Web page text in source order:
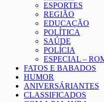
ESPORTES
REGIÃO
EDUCAÇÃO
POLÍTICA
SAÚDE
POLÍCIA
ESPECIAL –
FATOS E BABADOS
HUMOR
ANIVERSÁRIANTES
CLASSIFICADOS